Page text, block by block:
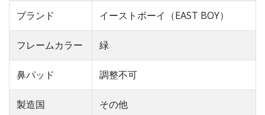
ブランド イーストボーイ（EAST BOY）
フレームカラー 緑
鼻パッド 調整不可
製造国 その他